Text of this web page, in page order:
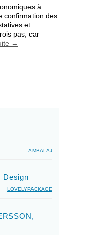
à
confirmation des
et
pas, car
→
AMBALAJ
Design
LOVELYPACKAGE